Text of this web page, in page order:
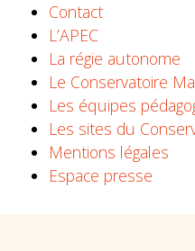
Contact
L’APEC
La régie autonome
Le Conservatoire
Les équipes
Les sites du
Mentions légales
Espace presse